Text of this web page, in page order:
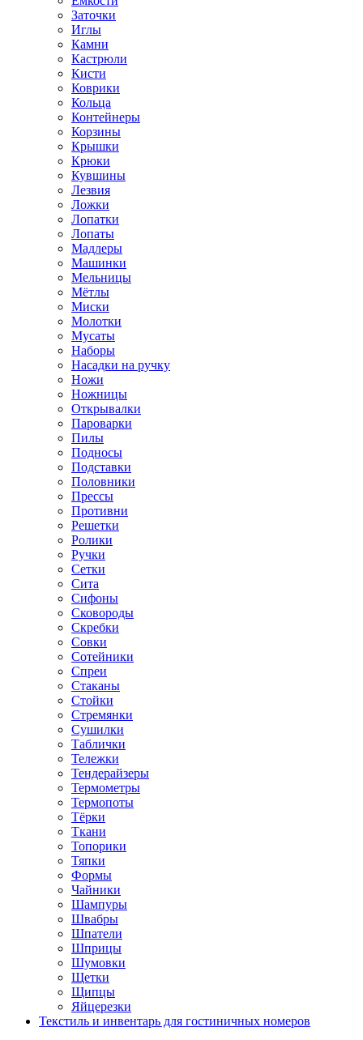
Заточки
Иглы
Камни
Кастрюли
Кисти
Коврики
Кольца
Контейнеры
Корзины
Крышки
Крюки
Кувшины
Лезвия
Ложки
Лопатки
Лопаты
Мадлеры
Машинки
Мельницы
Мётлы
Миски
Молотки
Мусаты
Наборы
Насадки на ручку
Ножи
Ножницы
Открывалки
Пароварки
Пилы
Подносы
Подставки
Половники
Прессы
Противни
Решетки
Ролики
Ручки
Сетки
Сита
Сифоны
Сковороды
Скребки
Совки
Сотейники
Спреи
Стаканы
Стойки
Стремянки
Сушилки
Таблички
Тележки
Тендерайзеры
Термометры
Термопоты
Тёрки
Ткани
Топорики
Тяпки
Формы
Чайники
Шампуры
Швабры
Шпатели
Шприцы
Шумовки
Щетки
Щипцы
Яйцерезки
Текстиль и инвентарь для гостиничных номеров